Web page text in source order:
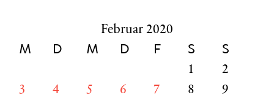
Februar 2020
M D M D F S S
1
2
3
4 5 6 7 8
9